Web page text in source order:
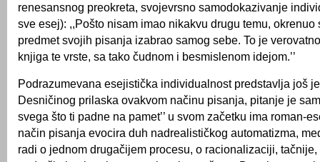
renesansnog preokreta, svojevrsno samodokazivanje
sve esej): ,,Pošto nisam imao nikakvu drugu temu, okrenuo
predmet svojih pisanja izabrao samog sebe. To je
knjiga te vrste, sa tako čudnom i besmislenom idejom.’’
Podrazumevana esejistička individualnost predstavlja još
Desničinog prilaska ovakvom načinu pisanja, pitanje je
svega što ti padne na pamet’’ u svom začetku ima roman-
način pisanja evocira duh nadrealističkog automatizma,
radi o jednom drugačijem procesu, o racionalizaciji,